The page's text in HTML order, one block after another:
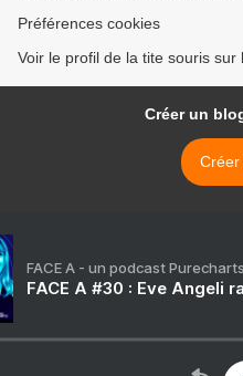
Préférences cookies
Voir le profil de la tite souris sur
Créer un
Créer
FACE A - un podcast Purecharts
FACE A #30 : Eve Angeli